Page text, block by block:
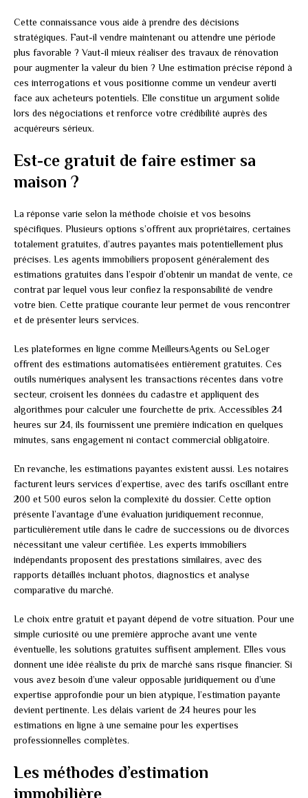
Cette connaissance vous aide à prendre des décisions
stratégiques. Faut-il vendre maintenant ou attendre une période
plus favorable ? Vaut-il mieux réaliser des travaux de rénovation
pour augmenter la valeur du bien ? Une estimation précise répond à
ces interrogations et vous positionne comme un vendeur averti
face aux acheteurs potentiels. Elle constitue un argument solide
lors des négociations et renforce votre crédibilité auprès des
acquéreurs sérieux.
Est-ce gratuit de faire estimer sa
maison ?
La réponse varie selon la méthode choisie et vos besoins
spécifiques. Plusieurs options s’offrent aux propriétaires, certaines
totalement gratuites, d’autres payantes mais potentiellement plus
précises. Les agents immobiliers proposent généralement des
estimations gratuites dans l’espoir d’obtenir un mandat de vente, ce
contrat par lequel vous leur confiez la responsabilité de vendre
votre bien. Cette pratique courante leur permet de vous rencontrer
et de présenter leurs services.
Les plateformes en ligne comme MeilleursAgents ou SeLoger
offrent des estimations automatisées entièrement gratuites. Ces
outils numériques analysent les transactions récentes dans votre
secteur, croisent les données du cadastre et appliquent des
algorithmes pour calculer une fourchette de prix. Accessibles 24
heures sur 24, ils fournissent une première indication en quelques
minutes, sans engagement ni contact commercial obligatoire.
En revanche, les estimations payantes existent aussi. Les notaires
facturent leurs services d’expertise, avec des tarifs oscillant entre
200 et 500 euros selon la complexité du dossier. Cette option
présente l’avantage d’une évaluation juridiquement reconnue,
particulièrement utile dans le cadre de successions ou de divorces
nécessitant une valeur certifiée. Les experts immobiliers
indépendants proposent des prestations similaires, avec des
rapports détaillés incluant photos, diagnostics et analyse
comparative du marché.
Le choix entre gratuit et payant dépend de votre situation. Pour une
simple curiosité ou une première approche avant une vente
éventuelle, les solutions gratuites suffisent amplement. Elles vous
donnent une idée réaliste du prix de marché sans risque financier. Si
vous avez besoin d’une valeur opposable juridiquement ou d’une
expertise approfondie pour un bien atypique, l’estimation payante
devient pertinente. Les délais varient de 24 heures pour les
estimations en ligne à une semaine pour les expertises
professionnelles complètes.
Les méthodes d’estimation
immobilière